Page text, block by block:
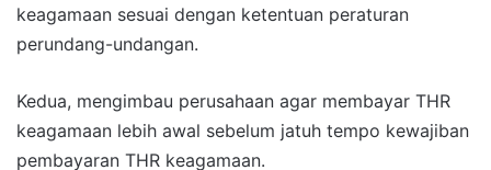
keagamaan sesuai dengan ketentuan peraturan
perundang-undangan.
Kedua, mengimbau perusahaan agar membayar THR
keagamaan lebih awal sebelum jatuh tempo kewajiban
pembayaran THR keagamaan.